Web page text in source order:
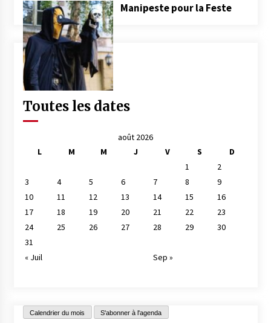
Manipeste pour la Feste
Toutes les dates
août 2026
L
M M J V S
D
1
2
3
4 5 6 7 8
9
10
11 12 13 14 15
16
17
18 19 20 21 22
23
24
25 26 27 28 29
30
31
« Juil
Sep »
Calendrier du mois S'abonner à l'agenda